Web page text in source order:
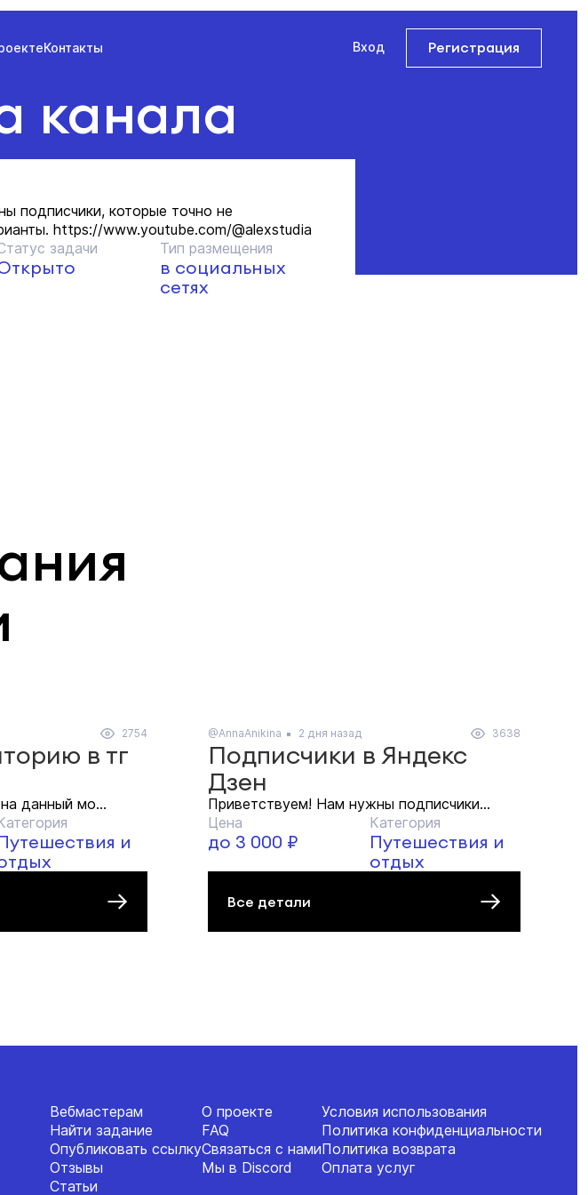
Контакты Вход Регистрация
канала
подписчики, которые точно не
https://www.youtube.com/@alexstudia
задачи Тип размещения
в социальных
сетях
2754
в тг
данный мо...
и
@AnnaAnikina 2 дня назад 3638
Подписчики в Яндекс
Дзен
Приветствуем! Нам нужны подписчики...
Цена
до 3 000 ₽
Категория
Путешествия и
отдых
Все детали
Вебмастерам
Найти задание
Опубликовать ссылку
Отзывы
Статьи
О проекте
FAQ
Связаться с нами
Мы в Discord
Условия использования
Политика конфиденциальности
Политика возврата
Оплата услуг